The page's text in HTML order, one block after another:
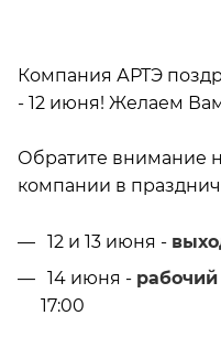
Компания АРТЭ
- 12 июня! Желаем
Обратите внимание
компании в
12 и 13 июня -
14 июня -
17:00